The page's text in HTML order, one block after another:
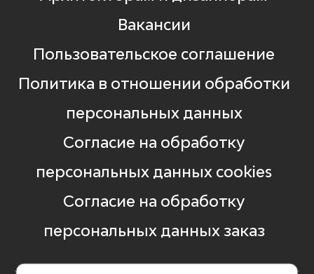
Вакансии
Пользовательское соглашение
Политика в отношении обработки
персональных данных
Согласие на обработку
персональных данных cookies
Согласие на обработку
персональных данных заказ